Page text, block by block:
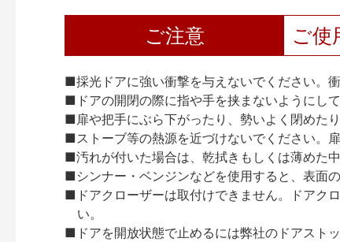
ご注意 ご使
■採光ドアに強い衝撃を与えないでください。
■ドアの開閉の際に指や手を挟まないようにして
■扉や把手にぶら下がったり、勢いよく閉めたり
■ストーブ等の熱源を近づけないでください。
■汚れが付いた場合は、乾拭きもしくは薄めた
■シンナー・ベンジンなどを使用すると、表面
■ドアクローザーは取付けできません。ドアク
い。
■ドアを開放状態で止めるには弊社のドアスト